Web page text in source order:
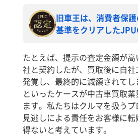
旧車王は、消費者保
基準をクリアした
たとえば、提示の査定金額が
社と契約したが、買取後に自
発覚し、最終的に減額されてし
といったケースが中古車買取
ます。私たちはクルマを扱う
見逃しによる責任をお客様に
得ないと考えています。